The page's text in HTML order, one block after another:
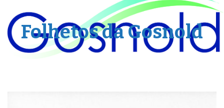
Folhetos da Gosnold